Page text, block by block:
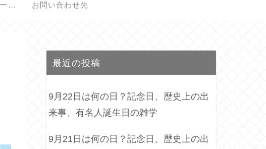
プライバシーポリシー・免責事項 お問い合わせ先
最近の投稿
9月22日は何の日？記念日、歴史上の出
来事、有名人誕生日の雑学
9月21日は何の日？記念日、歴史上の出